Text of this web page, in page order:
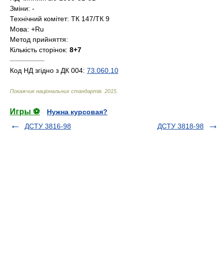
Зміни: -
Технічний комітет: ТК 147/ТК 9
Мова: +Ru
Метод прийняття:
Кількість сторінок: 8+7
—————
Код НД згідно з ДК 004: 73.060.10
Покажчик національних стандартів 2015
Игры ⚽
Нужна курсовая?
ДСТУ 3816-98
ДСТУ 3818-98